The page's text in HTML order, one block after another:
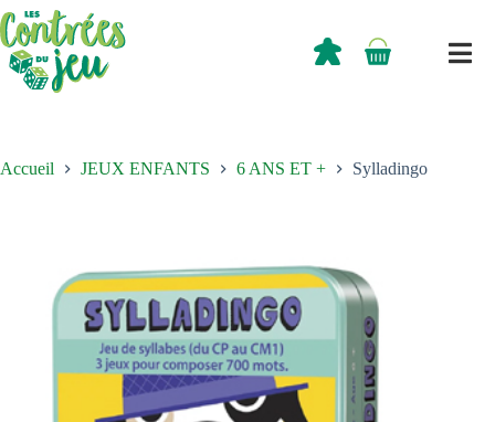
Passer
au
contenu
Panier
0,00
Accueil JEUX ENFANTS 6 ANS ET + Sylladingo